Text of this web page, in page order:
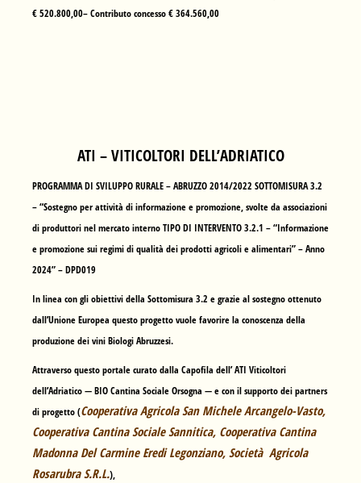
€ 520.800,00– Contributo concesso € 364.560,00
ATI – VITICOLTORI DELL’ADRIATICO
PROGRAMMA DI SVILUPPO RURALE – ABRUZZO 2014/2022 SOTTOMISURA 3.2
– “Sostegno per attività di informazione e promozione, svolte da associazioni
di produttori nel mercato interno TIPO DI INTERVENTO 3.2.1 – “Informazione
e promozione sui regimi di qualità dei prodotti agricoli e alimentari” – Anno
2024” – DPD019
In linea con gli obiettivi della Sottomisura 3.2 e grazie al sostegno ottenuto
dall’Unione Europea questo progetto vuole favorire la conoscenza della
produzione dei vini Biologi Abruzzesi.
Attraverso questo portale curato dalla Capofila dell’ ATI Viticoltori
dell’Adriatico —BIO Cantina Sociale Orsogna — e con il supporto dei partners
di progetto (Cooperativa Agricola San Michele Arcangelo-Vasto,
Cooperativa Cantina Sociale Sannitica, Cooperativa Cantina
Madonna Del Carmine Eredi Legonziano, Società Agricola
Rosarubra S.R.L.),